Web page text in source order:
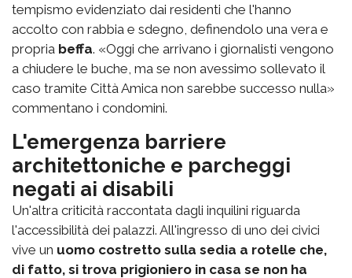
tempismo evidenziato dai residenti che l'hanno
accolto con rabbia e sdegno, definendolo una vera e
propria beffa. «Oggi che arrivano i giornalisti vengono
a chiudere le buche, ma se non avessimo sollevato il
caso tramite Città Amica non sarebbe successo nulla»
commentano i condomini.
L'emergenza barriere
architettoniche e parcheggi
negati ai disabili
Un'altra criticità raccontata dagli inquilini riguarda
l'accessibilità dei palazzi. All'ingresso di uno dei civici
vive un uomo costretto sulla sedia a rotelle che,
di fatto, si trova prigioniero in casa se non ha